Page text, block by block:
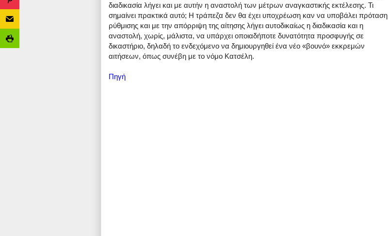
διαδικασία λήγει και με αυτήν η αναστολή των μέτρων αναγκαστικής εκτέλεσης. Τι
σημαίνει πρακτικά αυτό; Η τράπεζα δεν θα έχει υποχρέωση καν να υποβάλει πρόταση
ρύθμισης και με την απόρριψη της αίτησης λήγει αυτοδικαίως η διαδικασία και η
αναστολή, χωρίς, μάλιστα, να υπάρχει οποιαδήποτε δυνατότητα προσφυγής σε
δικαστήριο, δηλαδή το ενδεχόμενο να δημιουργηθεί ένα νέο «βουνό» εκκρεμών
αιτήσεων, όπως συνέβη με το νόμο Κατσέλη.
Πηγή